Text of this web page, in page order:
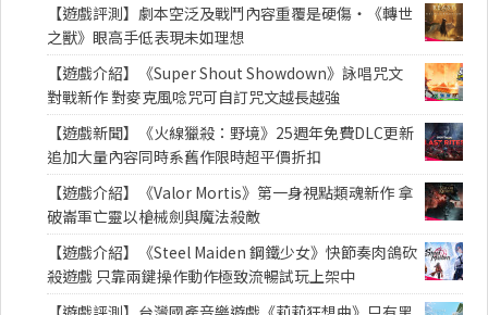
【遊戲評測】劇本空泛及戰鬥內容重覆是硬傷・《轉世
之獸》眼高手低表現未如理想
【遊戲介紹】《Super Shout Showdown》詠唱咒文
對戰新作 對麥克風唸咒可自訂咒文越長越強
【遊戲新聞】《火線獵殺：野境》25週年免費DLC更新
追加大量內容同時系舊作限時超平價折扣
【遊戲介紹】《Valor Mortis》第一身視點類魂新作 拿
破崙軍亡靈以槍械劍與魔法殺敵
【遊戲介紹】《Steel Maiden 鋼鐵少女》快節奏肉鴿砍
殺遊戲 只靠兩鍵操作動作極致流暢試玩上架中